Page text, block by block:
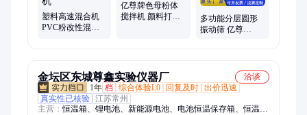
塑料高速混合机
PVC粉改性混料
亿尊牌色母粉体
搅拌机 颜料打粉
多功能分层圆形
振动筛 亿尊
金坛区东城尊鑫实验仪器厂
洽谈
1年 档 综合体验L0 回复及时 出价迅速
真实性已核验 江苏常州
主营：恒温箱、锂电池、新能源电池、电池恒温保存箱、恒温电